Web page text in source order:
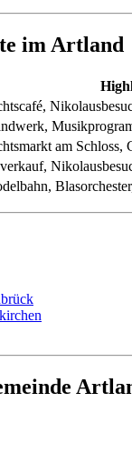
im Artland
am Schloss,